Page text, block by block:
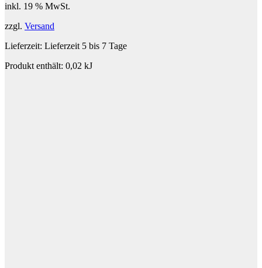
inkl. 19 % MwSt.
zzgl. Versand
Lieferzeit: Lieferzeit 5 bis 7 Tage
Produkt enthält: 0,02 kJ